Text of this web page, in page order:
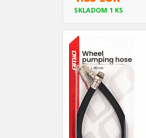
SKLADOM 1 KS